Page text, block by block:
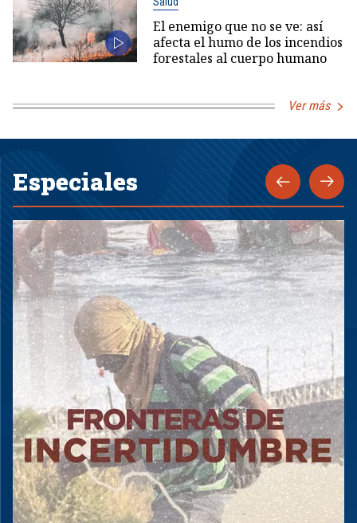
El enemigo que no se ve: así
afecta el humo de los incendios
forestales al cuerpo humano
Ver más
Especiales